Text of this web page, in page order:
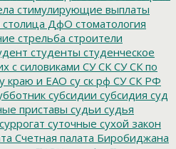
стимулирующие выплаты
столица ДфО стоматология
стрельба строители
студенты студенческое
с силовиками СУ СК СУ СК по
краю и ЕАО су ск рф СУ СК РФ
субсидии субсидия суд
приставы судьи судья
суррогат суточные сухой закон
Счетная палата Биробиджана